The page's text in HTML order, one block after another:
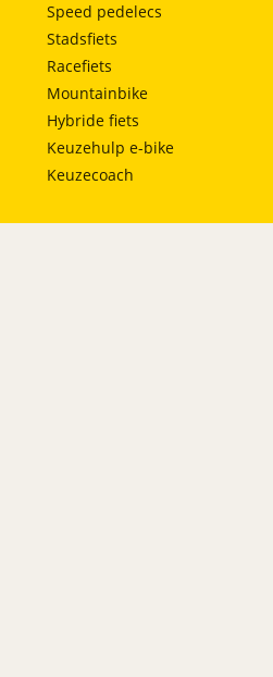
Speed pedelecs
Stadsfiets
Racefiets
Mountainbike
Hybride fiets
Keuzehulp e-bike
Keuzecoach